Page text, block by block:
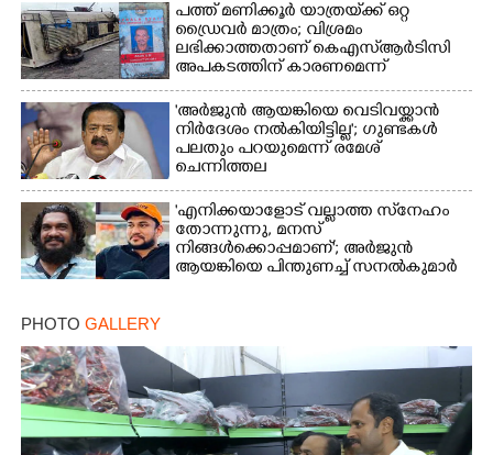
പത്ത് മണിക്കൂർ യാത്രയ്‌ക്ക് ഒറ്റ
ഡ്രൈവർ മാത്രം; വിശ്രമം
ലഭിക്കാത്തതാണ് കെഎസ്‌ആർടിസി
അപകടത്തിന് കാരണമെന്ന്
വിമർശനം
'അർജുൻ ആയങ്കിയെ വെടിവയ്ക്കാൻ
നിർദേശം നൽകിയിട്ടില്ല'; ഗുണ്ടകൾ
പലതും പറയുമെന്ന് രമേശ്
ചെന്നിത്തല
'എനിക്കയാളോട് വല്ലാത്ത സ്‌നേഹം
തോന്നുന്നു, മനസ്
നിങ്ങൾക്കൊപ്പമാണ്'; അർജുൻ
ആയങ്കിയെ പിന്തുണച്ച് സനൽകുമാർ
PHOTO GALLERY